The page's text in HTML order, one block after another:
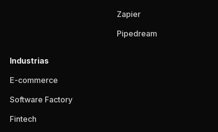
Zapier
Pipedream
Industrias
E-commerce
Software Factory
Fintech